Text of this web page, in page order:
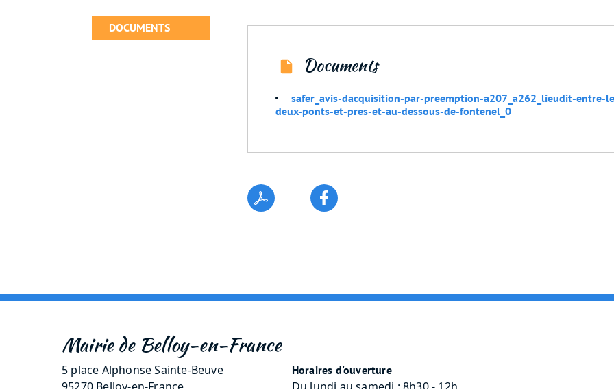
DOCUMENTS
Documents
safer_avis-dacquisition-par-preemption-a207_a262_lieudit-entre-
deux-ponts-et-pres-et-au-dessous-de-fontenel_0
Mairie de Belloy-en-France
5 place Alphonse Sainte-Beuve
Horaires d'ouverture